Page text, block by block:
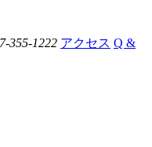
355-1222 アクセス Q &